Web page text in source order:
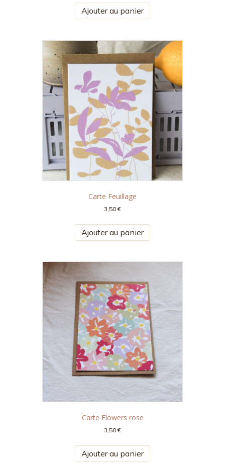
Ajouter au panier
Carte Feuillage
3,50€
Ajouter au panier
Carte Flowers rose
3,50€
Ajouter au panier